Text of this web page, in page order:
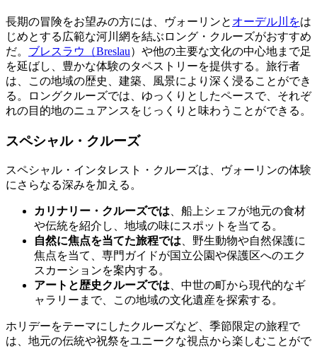
長期の冒険をお望みの方には、ヴォーリンと オーデル川をは
じめとする広範な河川網を結ぶロング・クルーズがおすすめ
だ。 ブレスラウ（Breslau）や他の主要な文化の中心地まで足
を延ばし、豊かな体験のタペストリーを提供する。旅行者
は、この地域の歴史、建築、風景により深く浸ることができ
る。ロングクルーズでは、ゆっくりとしたペースで、それぞ
れの目的地のニュアンスをじっくりと味わうことができる。
スペシャル・クルーズ
スペシャル・インタレスト・クルーズは、ヴォーリンの体験
にさらなる深みを加える。
カリナリー・クルーズでは 、船上シェフが地元の食材
や伝統を紹介し、地域の味にスポットを当てる。
自然に焦点を当てた旅程では 、野生動物や自然保護に
焦点を当て、専門ガイドが国立公園や保護区へのエク
スカーションを案内する。
アートと歴史クルーズでは 、中世の町から現代的なギ
ャラリーまで、この地域の文化遺産を探索する。
ホリデーをテーマにしたクルーズなど、季節限定の旅程で
は、地元の伝統や祝祭をユニークな視点から楽しむことがで